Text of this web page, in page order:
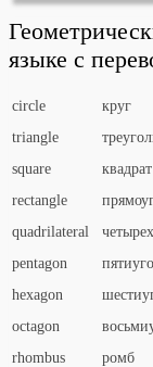
языке с
circle
круг
triangle
square
квадрат
rectangle
quadrilateral
pentagon
hexagon
octagon
rhombus
ромб